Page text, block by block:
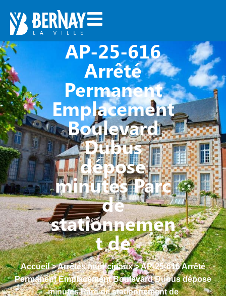
AP-25-616
Arrêté
Permanent
Emplacement
Boulevard
Dubus
dépose
minutes Parc
de
stationnemen
t de
Accueil>Arrêtés municipaux>AP-25-616 Arrêté
Permanent Emplacement Boulevard Dubus dépose
minutes Parc de stationnement de